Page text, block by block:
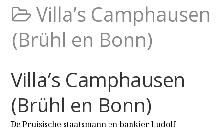
Villa’s Camphausen
(Brühl en Bonn)
Villa’s Camphausen
(Brühl en Bonn)
De Pruisische staatsmann en bankier Ludolf